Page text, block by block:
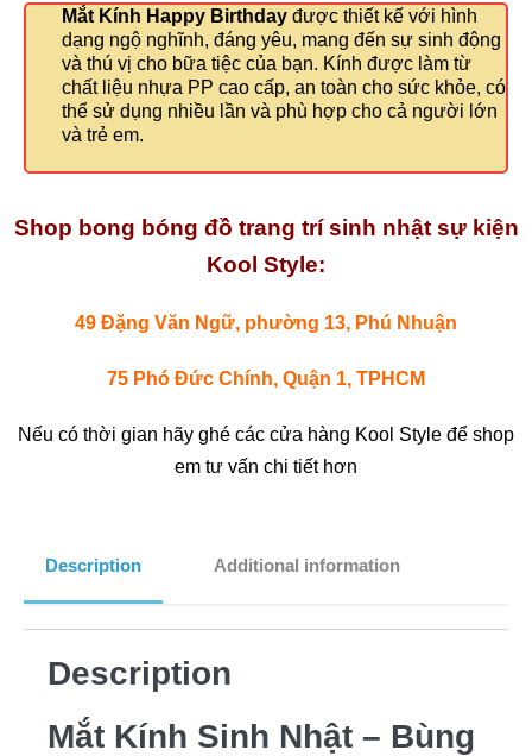
Mắt Kính Happy Birthday được thiết kế với hình
dạng ngộ nghĩnh, đáng yêu, mang đến sự sinh động
và thú vị cho bữa tiệc của bạn. Kính được làm từ
chất liệu nhựa PP cao cấp, an toàn cho sức khỏe, có
thể sử dụng nhiều lần và phù hợp cho cả người lớn
và trẻ em.
Shop bong bóng đồ trang trí sinh nhật sự kiện
Kool Style:
49 Đặng Văn Ngữ, phường 13, Phú Nhuận
75 Phó Đức Chính, Quận 1, TPHCM
Nếu có thời gian hãy ghé các cửa hàng Kool Style để shop
em tư vấn chi tiết hơn
Description Additional information
Description
Mắt Kính Sinh Nhật – Bùng